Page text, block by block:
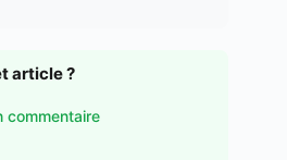
article ?
commentaire